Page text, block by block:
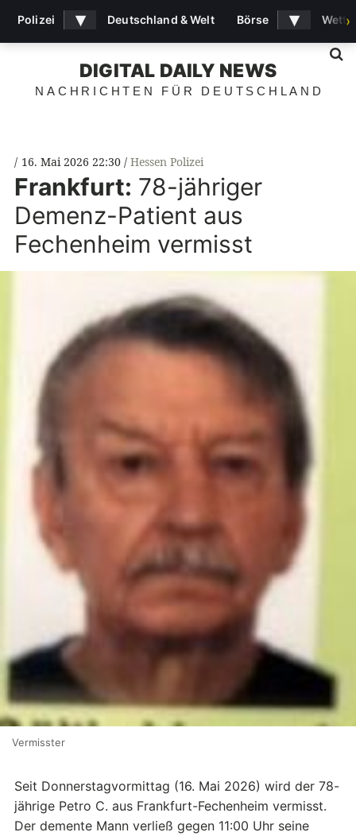
DIGITAL DAILY NEWS
NACHRICHTEN FÜR DEUTSCHLAND
16. Mai 2026 22:30 Hessen Polizei
Frankfurt: 78-jähriger
Demenz-Patient aus
Fechenheim vermisst
Vermisster
Seit Donnerstagvormittag (16. Mai 2026) wird der 78-
jährige Petro C. aus Frankfurt-Fechenheim vermisst.
Der demente Mann verließ gegen 11:00 Uhr seine
Polizei ▾ Deutschland & Welt Börse ▾ ›